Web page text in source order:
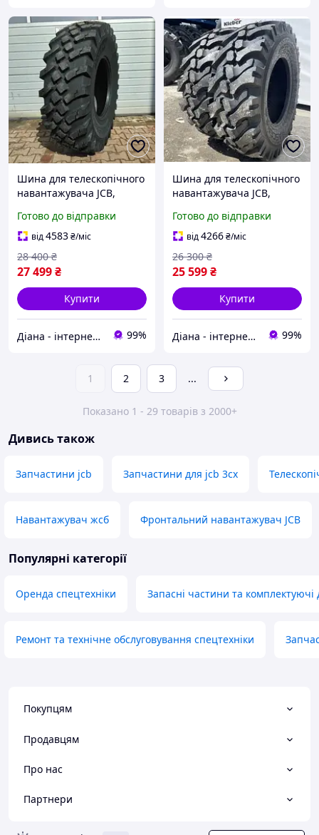
Шина для телескопічного
навантажувача JCB,
(17.5LR24) MIR 221 Steel
Belted Tubeless Ascenso
Готово до відправки
від4583₴/міс
27 499₴
28 400 ₴
Купити
Діана - інтернет магазин шин для с/г техніки та мототранспорту 99%
Шина для телескопічного
навантажувача JCB,
(17.5LR24)BOSS BH 30
Tubeless Ascenso
Готово до відправки
від4266₴/міс
25 599₴
26 300 ₴
Купити
Діана - інтернет магазин шин для с/г техніки та мототранспорту 99%
1 2 3 ...
Показано 1 - 29 товарів з 2000+
Дивись також
Запчастини jcb Запчастини для jcb 3cx
Навантажувач жсб Фронтальний навантажувач JCB
Популярні категорії
Оренда спецтехніки Запасні частини та комплектуючі
Ремонт та технічне обслуговування спецтехніки
Покупцям
Продавцям
Про нас
Партнери